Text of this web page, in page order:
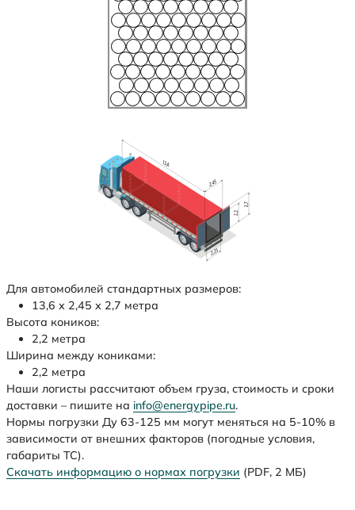
Для автомобилей стандартных размеров:
13,6 х 2,45 х 2,7 метра
Высота коников:
2,2 метра
Ширина между кониками:
2,2 метра
Наши логисты рассчитают объем груза, стоимость и сроки
доставки – пишите на info@energypipe.ru.
Нормы погрузки Ду 63-125 мм могут меняться на 5-10% в
зависимости от внешних факторов (погодные условия,
габариты ТС).
Скачать информацию о нормах погрузки (PDF, 2 МБ)